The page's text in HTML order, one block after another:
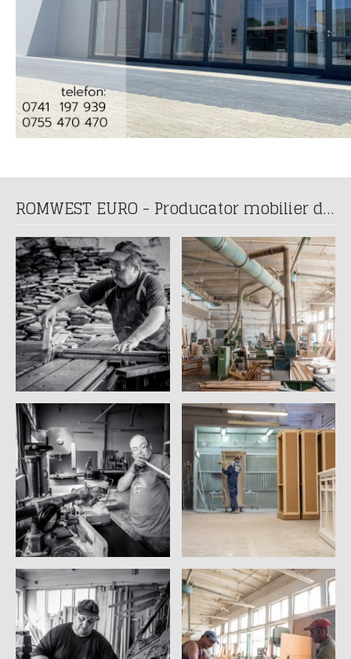
ROMWEST EURO - Producator mobilier din lemn masiv din anul 1993